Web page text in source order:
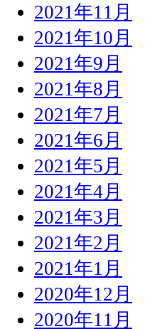
2021年11月
2021年10月
2021年9月
2021年8月
2021年7月
2021年6月
2021年5月
2021年4月
2021年3月
2021年2月
2021年1月
2020年12月
2020年11月